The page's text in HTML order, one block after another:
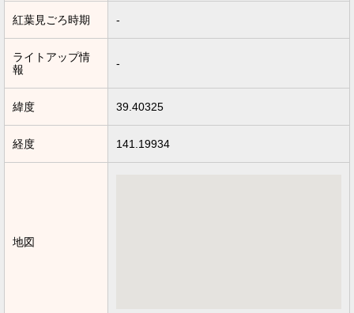
紅葉見ごろ時期 -
ライトアップ情
報
-
緯度 39.40325
経度 141.19934
地図